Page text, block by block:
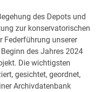
des Depots und
zur konservatorischen
Federführung unserer
des Jahres 2024
Die wichtigsten
gesichtet, geordnet,
Archivdatenbank